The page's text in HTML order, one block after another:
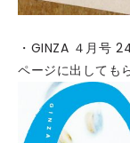
・GINZA ４月
ページに出しても